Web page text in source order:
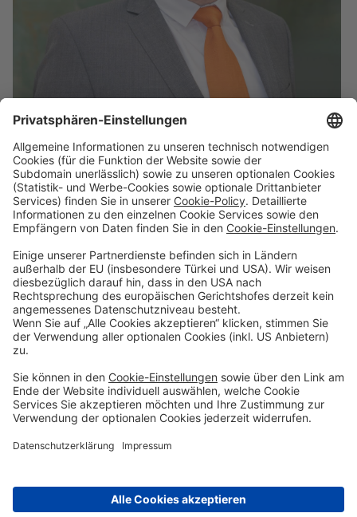
Digitale ServicesPrivatkundenFirmenkundenPriority Banking
FilialenKontaktTerminvereinbarungZinsen berechnenSEPA
Geschäftsbedingungen Einlagensicherung DatenschutzhinweiseWhistleblowing
Cookie-Einstellungen